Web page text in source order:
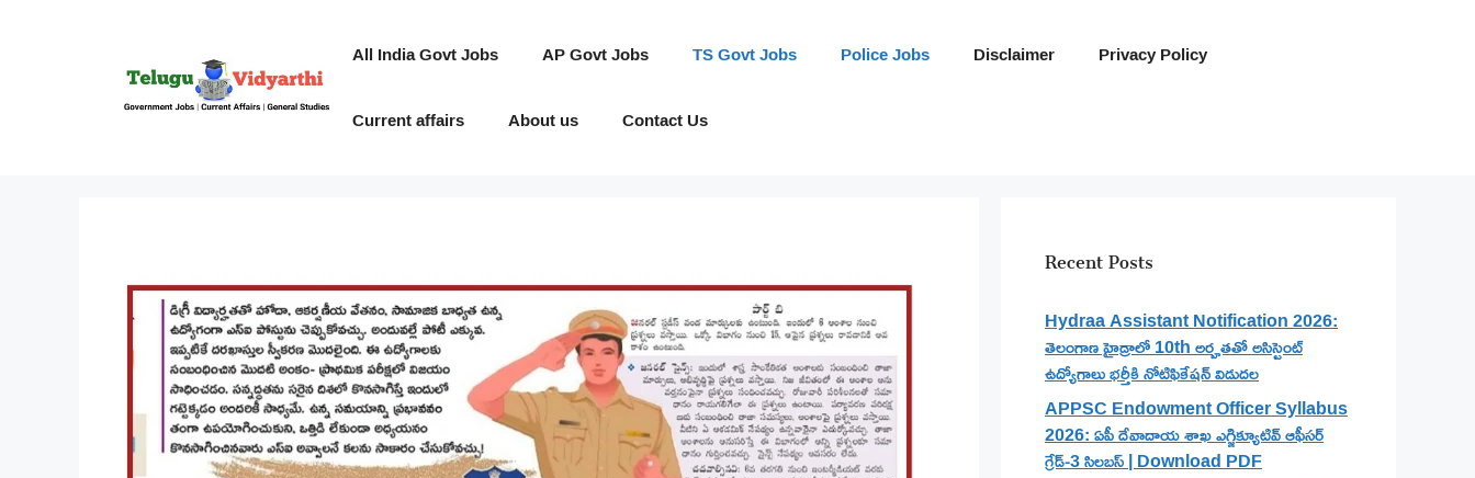
All India Govt Jobs AP Govt Jobs TS Govt Jobs Police Jobs Disclaimer Privacy Policy
Current affairs About us Contact Us
Recent Posts
Hydraa Assistant Notification 2026:
తెలంగాణ హైడ్రాలో 10th అర్హతతో అసిస్టెంట్
ఉద్యోగాలు భర్తీకి నోటిఫికేషన్ విడుదల
APPSC Endowment Officer Syllabus
2026: ఏపీ దేవాదాయ శాఖ ఎగ్జిక్యూటివ్ ఆఫీసర్
గ్రేడ్-3 సిలబస్ | Download PDF